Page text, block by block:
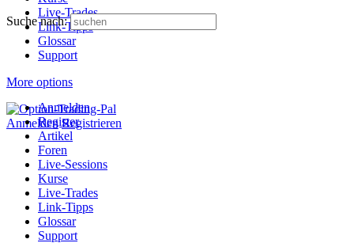
Live-Trades
Link-Tipps
Glossar
Support
More options
Anmelden Registrieren
Suche nach:
Anmelden
Register
Artikel
Foren
Live-Sessions
Kurse
Live-Trades
Link-Tipps
Glossar
Support